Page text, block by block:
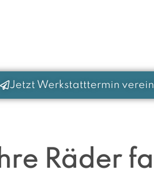
Jetzt Werkstatttermin
Räder